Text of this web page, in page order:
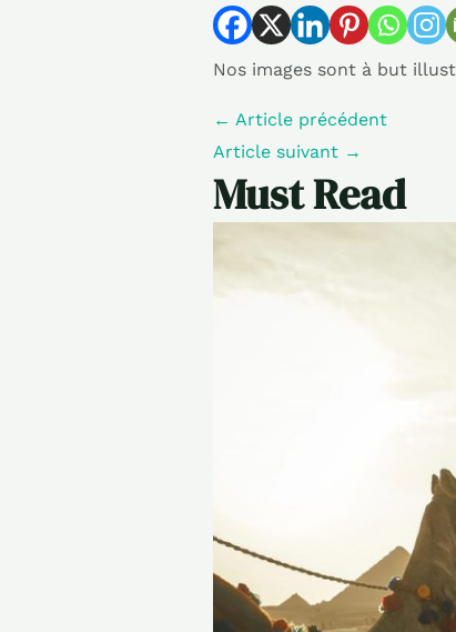
Nos images sont à but
← Article précédent
Article suivant →
Must Read